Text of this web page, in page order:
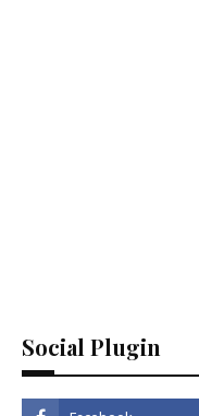
Social Plugin